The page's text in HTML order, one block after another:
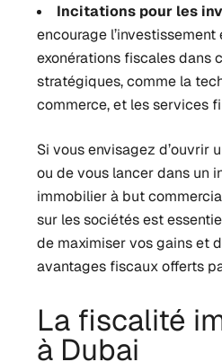
Incitations pour les
encourage
exonérations fiscales dans
stratégiques, comme la
commerce, et les services
Si vous envisagez d’ouvrir
ou de vous lancer dans un
immobilier à but
sur les sociétés est
de maximiser vos gains et
avantages fiscaux offerts
La fiscalité
à Dubai